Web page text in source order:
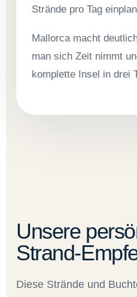
Strände pro Tag
Mallorca macht
man sich Zeit nimmt
komplette Insel in drei
Unsere
Strand-
Diese Strände und